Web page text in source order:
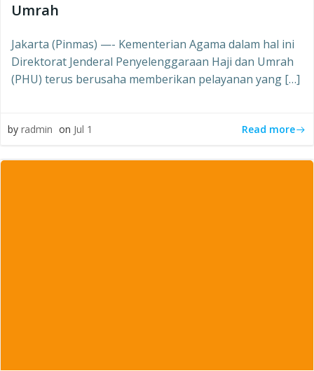
Umrah
Jakarta (Pinmas) —- Kementerian Agama dalam hal ini
Direktorat Jenderal Penyelenggaraan Haji dan Umrah
(PHU) terus berusaha memberikan pelayanan yang […]
by radmin on Jul 1 Read more